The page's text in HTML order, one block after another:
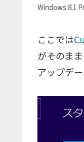
Windows 8.1
ここでは
がそのま
アップデ